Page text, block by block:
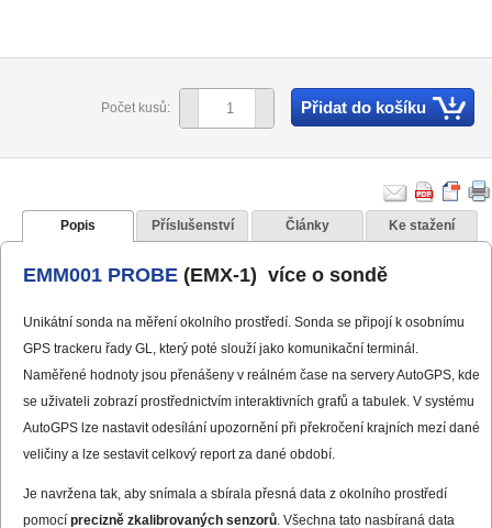
Počet kusů: Přidat do košíku
Popis Příslušenství Články Ke stažení
EMM001 PROBE (EMX-1) více o sondě
Unikátní sonda na měření okolního prostředí. Sonda se připojí k osobnímu
GPS trackeru řady GL, který poté slouží jako komunikační terminál.
Naměřené hodnoty jsou přenášeny v reálném čase na servery AutoGPS, kde
se uživateli zobrazí prostřednictvím interaktivních grafů a tabulek. V systému
AutoGPS lze nastavit odesílání upozornění při překročení krajních mezí dané
veličiny a lze sestavit celkový report za dané období.
Je navržena tak, aby snímala a sbírala přesná data z okolního prostředí
pomocí precizně zkalibrovaných senzorů . Všechna tato nasbíraná data